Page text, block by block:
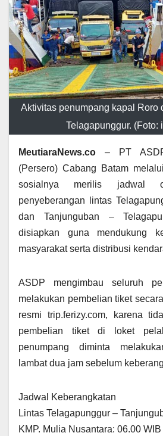
Aktivitas penumpang kapal Roro
Telagapunggur. (Foto:
MeutiaraNews.co – PT
(Persero) Cabang Batam
sosialnya merilis jadwal
penyeberangan lintas
dan Tanjunguban –
disiapkan guna mendukung
masyarakat serta distribusi
ASDP mengimbau seluruh
melakukan pembelian tiket
resmi trip.ferizy.com, karena
pembelian tiket di loket
penumpang diminta
lambat dua jam sebelum
Jadwal Keberangkatan
Lintas Telagapunggur –
KMP. Mulia Nusantara: 06.00 WIB